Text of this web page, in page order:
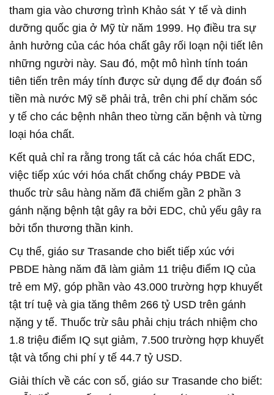
tham gia vào chương trình Khảo sát Y tế và dinh
dưỡng quốc gia ở Mỹ từ năm 1999. Họ điều tra sự
ảnh hưởng của các hóa chất gây rối loạn nội tiết lên
những người này. Sau đó, một mô hình tính toán
tiên tiến trên máy tính được sử dụng để dự đoán số
tiền mà nước Mỹ sẽ phải trả, trên chi phí chăm sóc
y tế cho các bệnh nhân theo từng căn bệnh và từng
loại hóa chất.
Kết quả chỉ ra rằng trong tất cả các hóa chất EDC,
việc tiếp xúc với hóa chất chống cháy PBDE và
thuốc trừ sâu hàng năm đã chiếm gần 2 phần 3
gánh nặng bệnh tật gây ra bởi EDC, chủ yếu gây ra
bởi tổn thương thần kinh.
Cụ thể, giáo sư Trasande cho biết tiếp xúc với
PBDE hàng năm đã làm giảm 11 triệu điểm IQ của
trẻ em Mỹ, góp phần vào 43.000 trường hợp khuyết
tật trí tuệ và gia tăng thêm 266 tỷ USD trên gánh
nặng y tế. Thuốc trừ sâu phải chịu trách nhiệm cho
1.8 triệu điểm IQ sụt giảm, 7.500 trường hợp khuyết
tật và tổng chi phí y tế 44.7 tỷ USD.
Giải thích về các con số, giáo sư Trasande cho biết: